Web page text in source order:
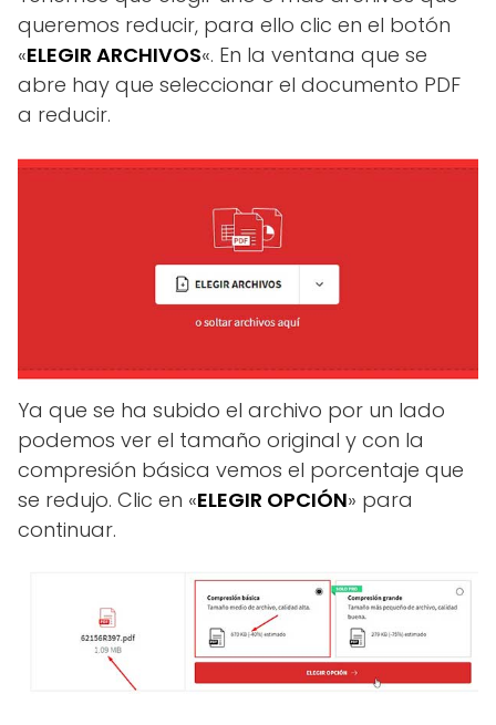
queremos reducir, para ello clic en el botón
«ELEGIR ARCHIVOS«. En la ventana que se
abre hay que seleccionar el documento PDF
a reducir.
Ya que se ha subido el archivo por un lado
podemos ver el tamaño original y con la
compresión básica vemos el porcentaje que
se redujo. Clic en «ELEGIR OPCIÓN» para
continuar.